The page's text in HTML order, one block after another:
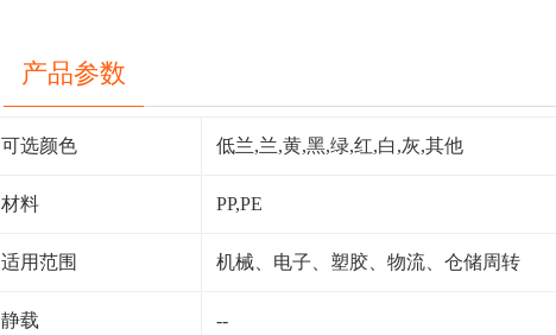
产品参数
可选颜色 低兰,兰,黄,黑,绿,红,白,灰,其他
材料 PP,PE
适用范围 机械、电子、塑胶、物流、仓储周转
静载 --